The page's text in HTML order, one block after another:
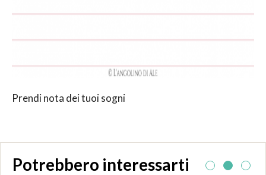
Prendi nota dei tuoi sogni
Potrebbero interessarti